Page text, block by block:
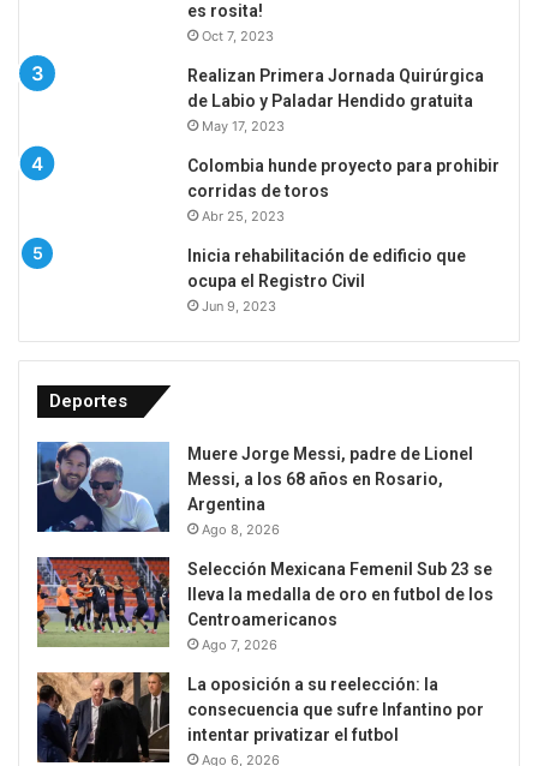
es rosita!
Oct 7, 2023
Realizan Primera Jornada Quirúrgica
de Labio y Paladar Hendido gratuita
May 17, 2023
Colombia hunde proyecto para prohibir
corridas de toros
Abr 25, 2023
Inicia rehabilitación de edificio que
ocupa el Registro Civil
Jun 9, 2023
Deportes
Muere Jorge Messi, padre de Lionel
Messi, a los 68 años en Rosario,
Argentina
Ago 8, 2026
Selección Mexicana Femenil Sub 23 se
lleva la medalla de oro en futbol de los
Centroamericanos
Ago 7, 2026
La oposición a su reelección: la
consecuencia que sufre Infantino por
intentar privatizar el futbol
Ago 6, 2026